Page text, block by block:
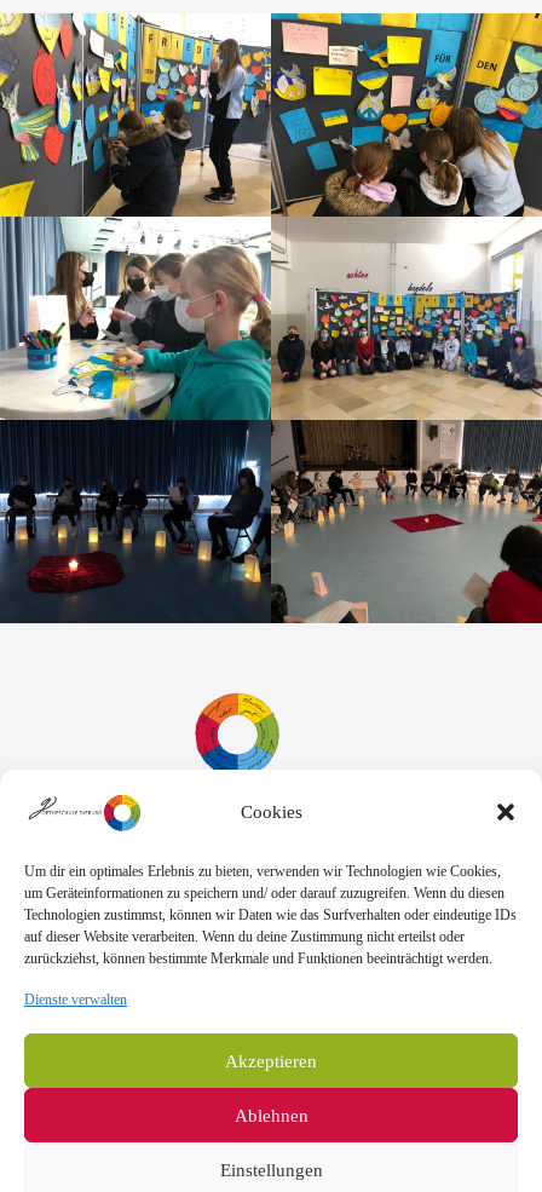
Cookies
Um dir ein optimales Erlebnis zu bieten, verwenden wir Technologien wie Cookies,
um Geräteinformationen zu speichern und/ oder darauf zuzugreifen. Wenn du diesen
Technologien zustimmst, können wir Daten wie das Surfverhalten oder eindeutige IDs
auf dieser Website verarbeiten. Wenn du deine Zustimmung nicht erteilst oder
zurückziehst, können bestimmte Merkmale und Funktionen beeinträchtigt werden.
Dienste verwalten
Akzeptieren
Ablehnen
Einstellungen
Sekretariat:
Freitag: 7.45 Uhr bis 13.00 Uhr
E-Mail:
sekretariat@goethe.schule
Telefon
+49 6071 9888 0
Fax
+49 6071 9888 50
Anschrift
Goetheschule Dieburg
Kooperative Gesamtschule des Landkreises
Goethestraße 10-14, 64807 Dieburg